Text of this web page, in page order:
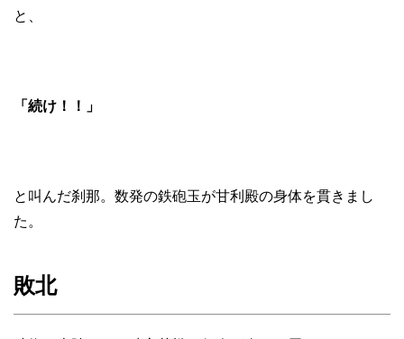
と、
「続け！！」
と叫んだ刹那。数発の鉄砲玉が甘利殿の身体を貫きまし
た。
敗北